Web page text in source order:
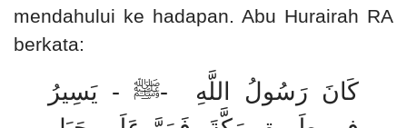
mendahului ke hadapan. Abu Hurairah RA
berkata:
كَانَ رَسُولُ اللَّهِ -ﷺ - يَسِيرُ